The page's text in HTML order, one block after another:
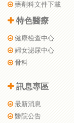
藥劑科文件下載
特色醫療
健康檢查中心
婦女泌尿中心
骨科
訊息專區
最新消息
醫院公告